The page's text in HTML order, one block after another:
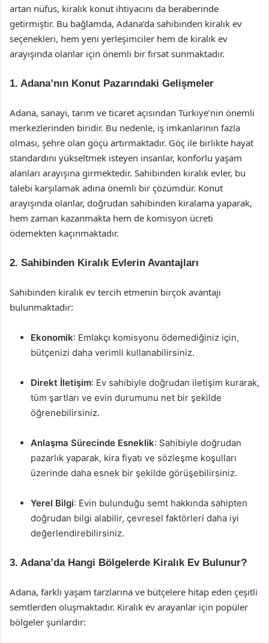
artan nüfus, kiralık konut ihtiyacını da beraberinde
getirmiştir. Bu bağlamda, Adana’da sahibinden kiralık ev
seçenekleri, hem yeni yerleşimciler hem de kiralık ev
arayışında olanlar için önemli bir fırsat sunmaktadır.
1. Adana’nın Konut Pazarındaki Gelişmeler
Adana, sanayi, tarım ve ticaret açısından Türkiye’nin önemli
merkezlerinden biridir. Bu nedenle, iş imkanlarının fazla
olması, şehre olan göçü artırmaktadır. Göç ile birlikte hayat
standardını yükseltmek isteyen insanlar, konforlu yaşam
alanları arayışına girmektedir. Sahibinden kiralık evler, bu
talebi karşılamak adına önemli bir çözümdür. Konut
arayışında olanlar, doğrudan sahibinden kiralama yaparak,
hem zaman kazanmakta hem de komisyon ücreti
ödemekten kaçınmaktadır.
2. Sahibinden Kiralık Evlerin Avantajları
Sahibinden kiralık ev tercih etmenin birçok avantajı
bulunmaktadır:
Ekonomik: Emlakçı komisyonu ödemediğiniz için,
bütçenizi daha verimli kullanabilirsiniz.
Direkt İletişim: Ev sahibiyle doğrudan iletişim kurarak,
tüm şartları ve evin durumunu net bir şekilde
öğrenebilirsiniz.
Anlaşma Sürecinde Esneklik: Sahibiyle doğrudan
pazarlık yaparak, kira fiyatı ve sözleşme koşulları
üzerinde daha esnek bir şekilde görüşebilirsiniz.
Yerel Bilgi: Evin bulunduğu semt hakkında sahipten
doğrudan bilgi alabilir, çevresel faktörleri daha iyi
değerlendirebilirsiniz.
3. Adana’da Hangi Bölgelerde Kiralık Ev Bulunur?
Adana, farklı yaşam tarzlarına ve bütçelere hitap eden çeşitli
semtlerden oluşmaktadır. Kiralık ev arayanlar için popüler
bölgeler şunlardır: